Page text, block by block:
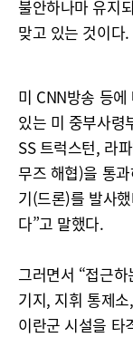
불안하나마 유지
맞고 있는 것이다.
미 CNN방송 등
있는 미 중부사령
SS 트럭스턴, 라
무즈 해협)을 통
기(드론)를 발사
다”고 말했다.
그러면서 “접근
기지, 지휘 통제
이란군 시설을 타